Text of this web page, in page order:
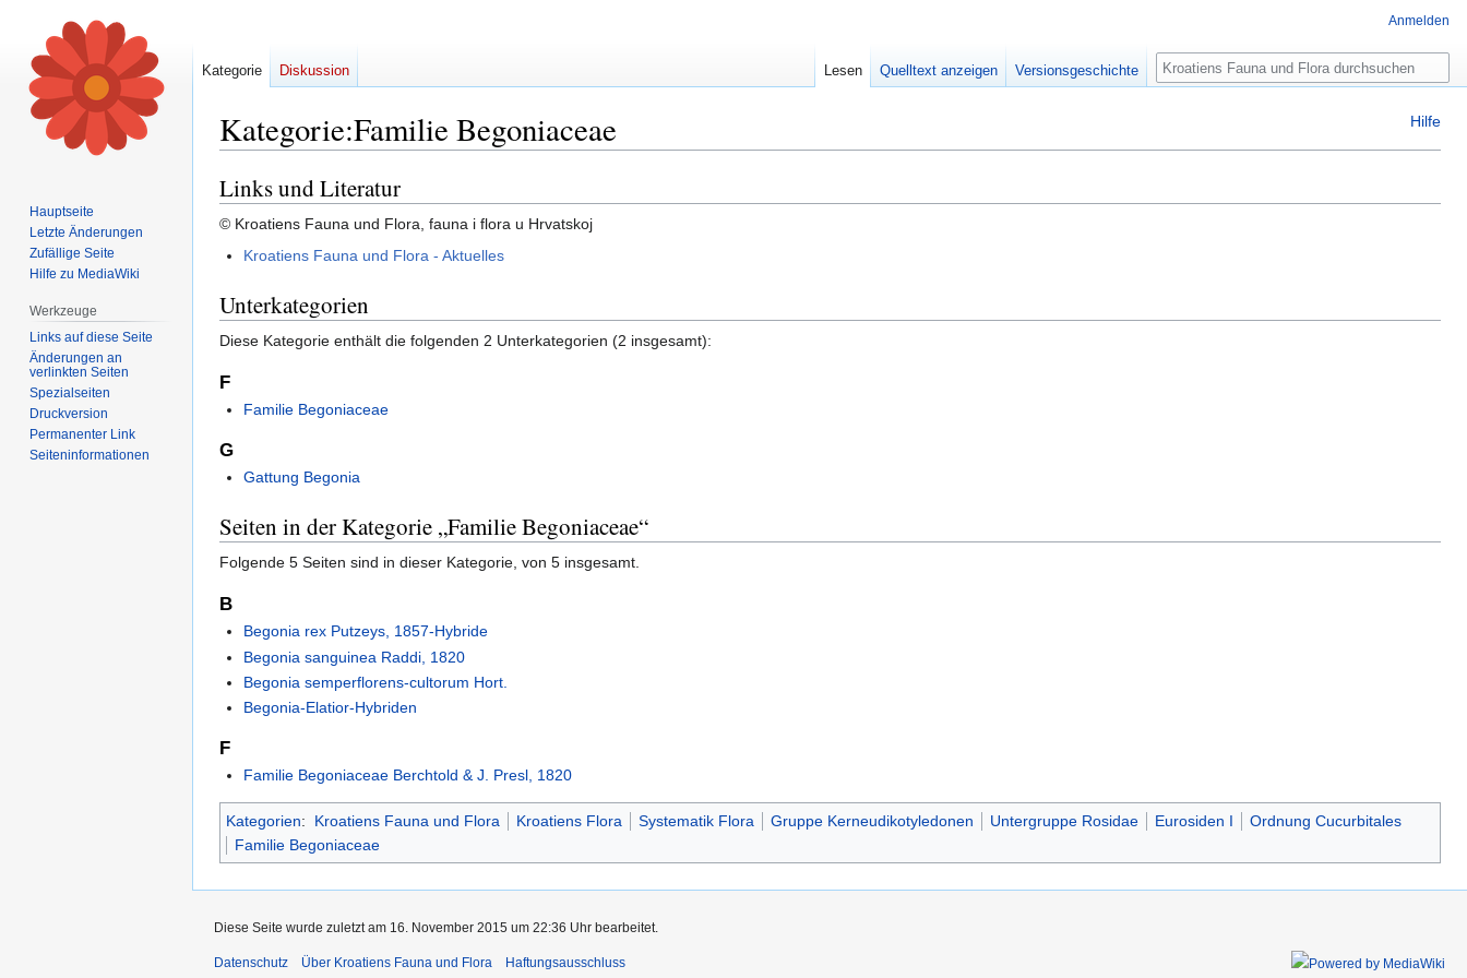
Hilfe
Kategorie:Familie Begoniaceae
Zur
Navigation
springen
Zur
Suche
springen
Links und Literatur
© Kroatiens Fauna und Flora, fauna i flora u Hrvatskoj
Kroatiens Fauna und Flora - Aktuelles
Unterkategorien
Diese Kategorie enthält die folgenden 2 Unterkategorien (2 insgesamt):
F
Familie Begoniaceae
G
Gattung Begonia
Seiten in der Kategorie „Familie Begoniaceae“
Folgende 5 Seiten sind in dieser Kategorie, von 5 insgesamt.
B
Begonia rex Putzeys, 1857-Hybride
Begonia sanguinea Raddi, 1820
Begonia semperflorens-cultorum Hort.
Begonia-Elatior-Hybriden
F
Familie Begoniaceae Berchtold & J. Presl, 1820
Kategorien: Kroatiens Fauna und Flora Kroatiens Flora Systematik Flora Gruppe Kerneudikotyledonen Untergruppe Rosidae Eurosiden I
Ordnung Cucurbitales
Familie Begoniaceae
Anmelden
Kategorie Diskussion Lesen Quelltext anzeigen Versionsgeschichte Suche
Hauptseite
Letzte Änderungen
Zufällige Seite
Hilfe zu MediaWiki
Werkzeuge
Links auf diese Seite
Änderungen an
verlinkten Seiten
Spezialseiten
Druckversion
Permanenter Link
Seiten­informationen
Diese Seite wurde zuletzt am 16. November 2015 um 22:36 Uhr bearbeitet.
Datenschutz Über Kroatiens Fauna und Flora Haftungsausschluss